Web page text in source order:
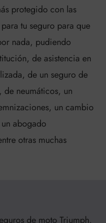
protegido con las
tu seguro para que
nada, pudiendo
de asistencia en
de un seguro de
de neumáticos, un
un cambio
abogado
otras muchas
de moto Triumph.